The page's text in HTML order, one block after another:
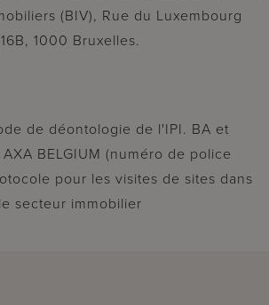
(BIV), Rue du Luxembourg
16B, 1000 Bruxelles.
de déontologie de l'IPI. BA et
BELGIUM (numéro de police
pour les visites de sites dans
le secteur immobilier